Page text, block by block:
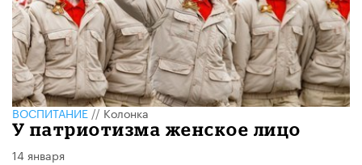
ВОСПИТАНИЕ//Колонка
У патриотизма женское лицо
14 января